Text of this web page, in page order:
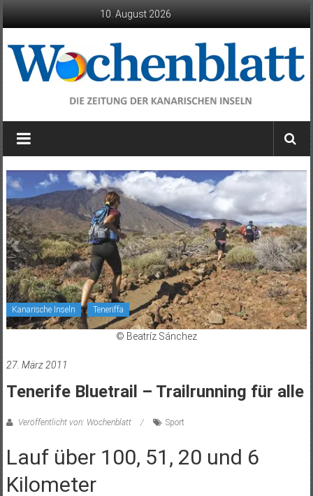
10. August 2026
Wochenblatt
die
der
Kanarischen
Inseln
Kanarische Inseln Teneriffa
© Beatríz Sánchez
27. März 2011
Tenerife Bluetrail – Trailrunning für alle
Veröffentlicht von: Wochenblatt Sport
Lauf über 100, 51, 20 und 6
Kilometer